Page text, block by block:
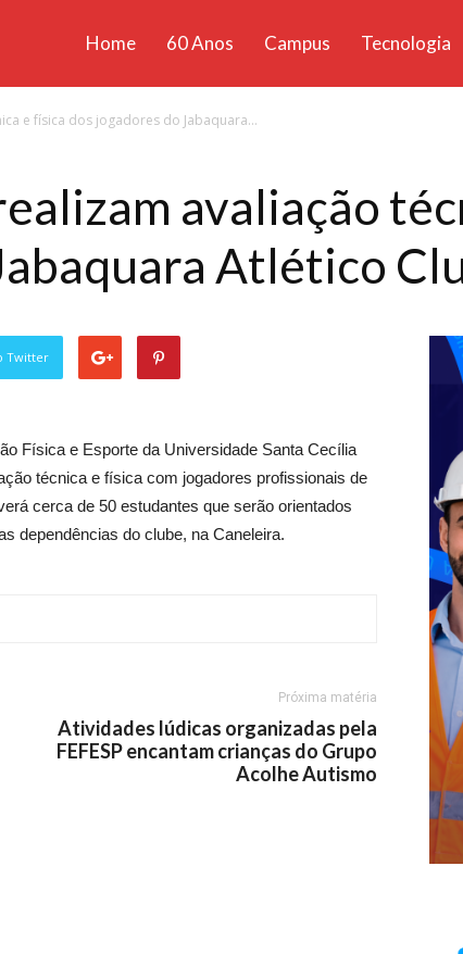
Home 60 Anos Campus Tecnologia
e física dos jogadores do Jabaquara...
avaliação
Atlético
Twitter
Física e Esporte da Universidade Santa Cecília
técnica e física com jogadores profissionais de
cerca de 50 estudantes que serão orientados
dependências do clube, na Caneleira.
Próxima matéria
Atividades lúdicas organizadas pela
FEFESP encantam crianças do Grupo
Acolhe Autismo